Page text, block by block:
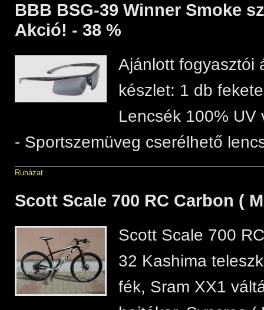
BBB BSG-39 Winner Smoke
Akció! - 38 %
Ajánlott fogyasztói
készlet: 1 db
Lencsék 100% UV
- Sportszemüveg cserélhető
Ruházat
Scott Scale 700 RC Carbon (
Scott Scale 700
32 Kashima
fék, Sram XX1